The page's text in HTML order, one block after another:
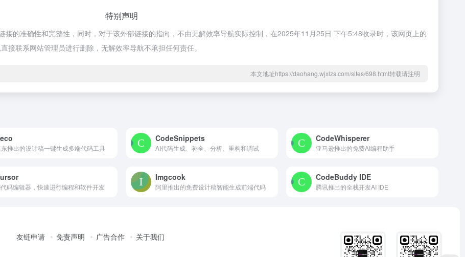
特别声明
的准确性和完整性，同时，对于该外部链接的指向，不由无解效率导航实际控制，在2025年11月25日 下午5:48收录时，该网页上的
联系网站管理员进行删除，无解效率导航不承担任何责任。
本文地址https://daohang.wjxlzs.com/sites/698.html转载请注明
推出的设计稿一键生成多端代码工具
CodeSnippets
AI代码生成、补全、分析、重构和调试
CodeWhisperer
亚马逊推出的免费AI编程助手
码编辑器，快速进行编程和软件开发
Imgcook
阿里推出的免费设计稿智能生成前端代码
CodeBuddy IDE
腾讯推出的全栈开发AI IDE
友链申请 免责声明 广告合作 关于我们